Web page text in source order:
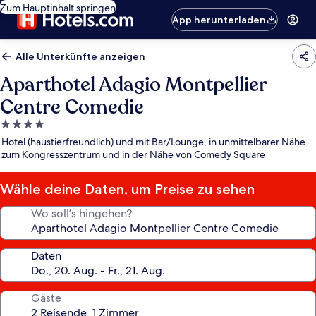
Zum Hauptinhalt springen
App herunterladen
Alle Unterkünfte anzeigen
Aparthotel Adagio Montpellier
Centre Comedie
4.0-
Sterne-
Unterkunft
Hotel (haustierfreundlich) und mit Bar/Lounge, in unmittelbarer Nähe
zum Kongresszentrum und in der Nähe von Comedy Square
Wähle deine Daten, um Preise zu sehen
Wo soll’s hingehen?
Daten
Gäste